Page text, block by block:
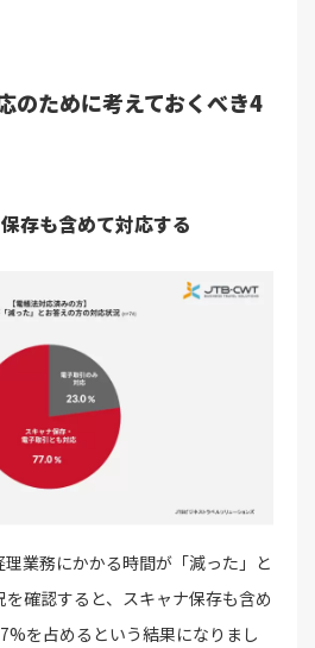
のために考えておくべき4
存も含めて対応する
業務にかかる時間が「減った」と
確認すると、スキャナ保存も含め
を占めるという結果になりまし